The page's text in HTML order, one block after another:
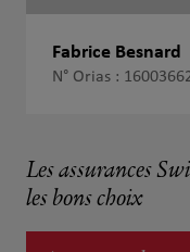
Fabrice Besnard
N° Orias :
Les assurances
les bons choix